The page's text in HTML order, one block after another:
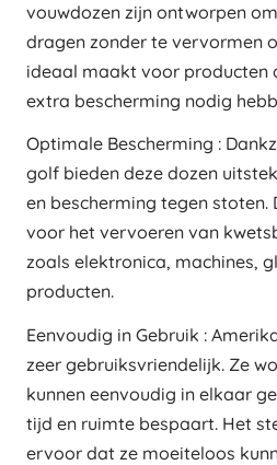
vouwdozen zijn ontworpen
dragen zonder te vervormen
ideaal maakt voor producten
extra bescherming nodig
Optimale Bescherming :
golf bieden deze dozen
en bescherming tegen
voor het vervoeren van
zoals elektronica, machines,
producten.
Eenvoudig in Gebruik :
zeer gebruiksvriendelijk. Ze
kunnen eenvoudig in elkaar
tijd en ruimte bespaart. Het
ervoor dat ze moeiteloos